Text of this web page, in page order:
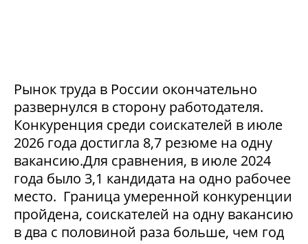
Рынок труда в России окончательно
развернулся в сторону работодателя.
Конкуренция среди соискателей в июле
2026 года достигла 8,7 резюме на одну
вакансию.Для сравнения, в июле 2024
года было 3,1 кандидата на одно рабочее
место. Граница умеренной конкуренции
пройдена, соискателей на одну вакансию
в два с половиной раза больше, чем год